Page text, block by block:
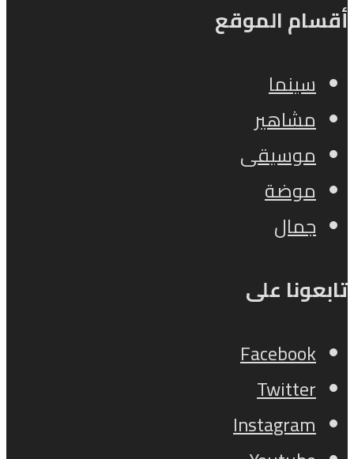
أقسام الموقع
سينما
مشاهير
موسيقى
موضة
جمال
تابعونا على
Facebook
Twitter
Instagram